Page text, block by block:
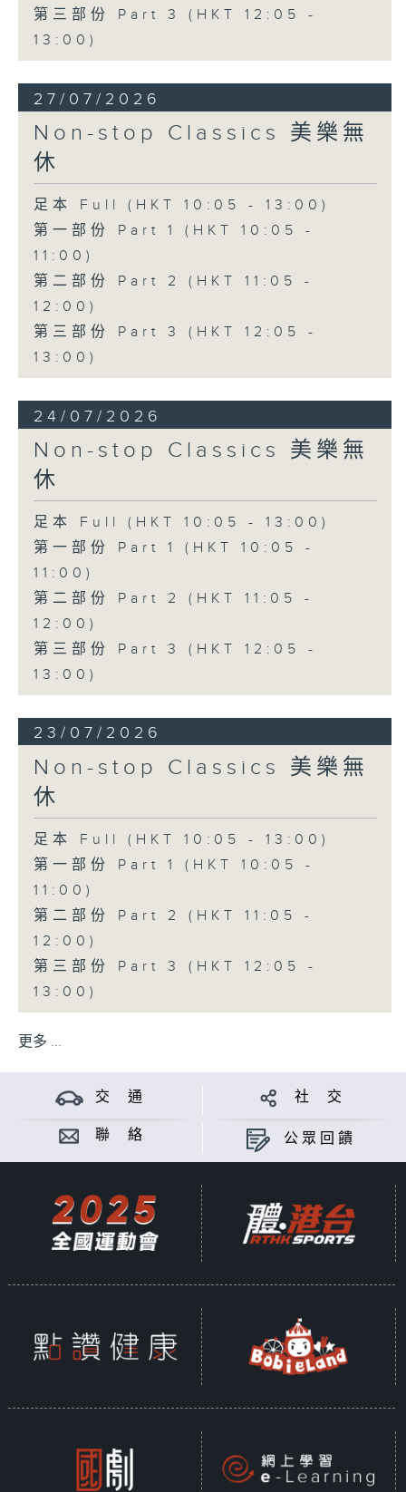
第三部份 Part 3 (HKT 12:05 -
13:00)
27/07/2026
Non-stop Classics 美樂無
休
足本 Full (HKT 10:05 - 13:00)
第一部份 Part 1 (HKT 10:05 -
11:00)
第二部份 Part 2 (HKT 11:05 -
12:00)
第三部份 Part 3 (HKT 12:05 -
13:00)
24/07/2026
Non-stop Classics 美樂無
休
足本 Full (HKT 10:05 - 13:00)
第一部份 Part 1 (HKT 10:05 -
11:00)
第二部份 Part 2 (HKT 11:05 -
12:00)
第三部份 Part 3 (HKT 12:05 -
13:00)
23/07/2026
Non-stop Classics 美樂無
休
足本 Full (HKT 10:05 - 13:00)
第一部份 Part 1 (HKT 10:05 -
11:00)
第二部份 Part 2 (HKT 11:05 -
12:00)
第三部份 Part 3 (HKT 12:05 -
13:00)
更多 ...
交 通 社 交
聯 絡 公眾回饋